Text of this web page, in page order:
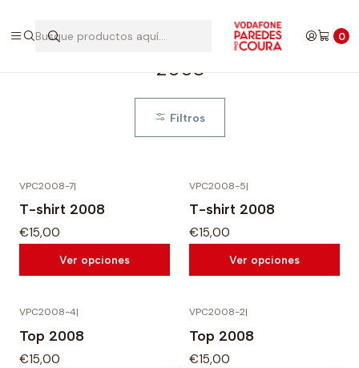
0
2008
Filtros
VPC2008-7|
T-shirt 2008
€15,00
Ver opciones
VPC2008-5|
T-shirt 2008
€15,00
Ver opciones
VPC2008-4|
Top 2008
€15,00
VPC2008-2|
Top 2008
€15,00